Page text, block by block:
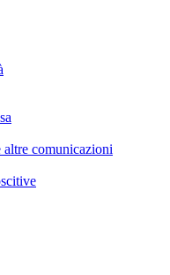
comunicazioni